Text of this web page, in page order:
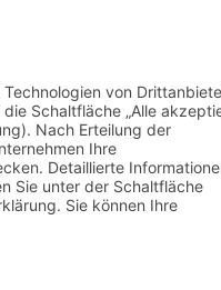
der 3. Runde siegte
Sixteen mit Ralf
3 Runden siegte
3.Platz Stefan Hadré.
unsere Damencrew